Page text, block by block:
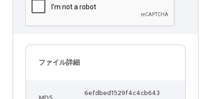
ファイル詳細
6efdbed1529f4c4cb643